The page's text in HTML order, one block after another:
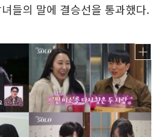
들의 말에 결승선을 통과했다.